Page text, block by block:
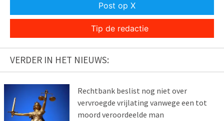
Post op X
Tip de redactie
VERDER IN HET NIEUWS:
Rechtbank beslist nog niet over
vervroegde vrijlating vanwege een tot
moord veroordeelde man